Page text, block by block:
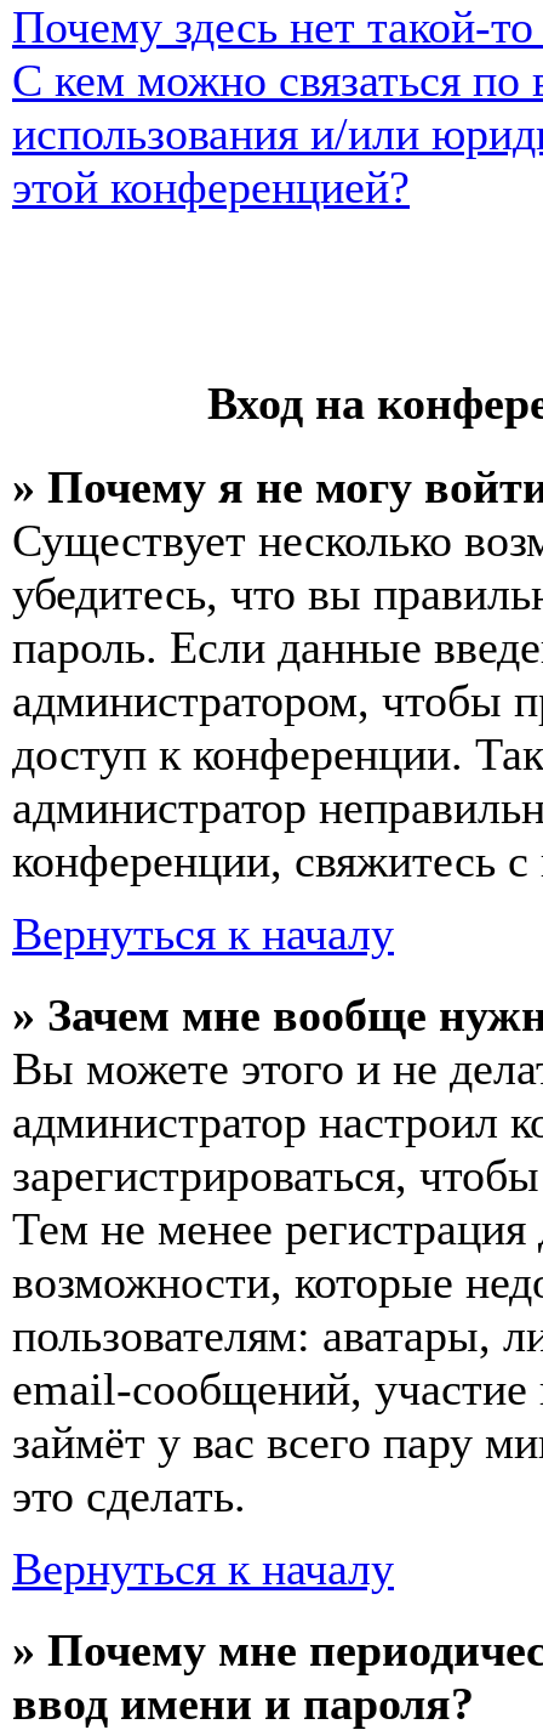
Почему здесь нет такой-
С кем можно связаться по
использования и/или
этой конференцией?
Вход на
» Почему я не могу
Существует несколько
убедитесь, что вы
пароль. Если данные
администратором, чтобы
доступ к конференции.
администратор
конференции, свяжитесь
Вернуться к началу
» Зачем мне вообще
Вы можете этого и не
администратор
зарегистрироваться,
Тем не менее
возможности, которые
пользователям: аватары,
email-сообщений, участие
займёт у вас всего пару
это сделать.
Вернуться к началу
» Почему мне
ввод имени и пароля?